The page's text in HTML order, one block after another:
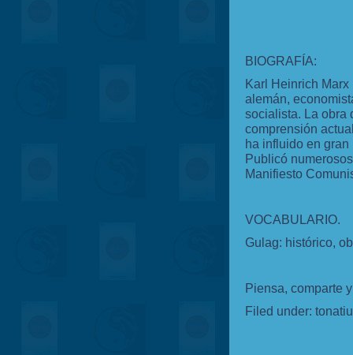
BIOGRAFÍA:
Karl Heinrich Marx
alemán,
socialista. La obra
comprensión
ha influido en
Publicó
Manifiesto
VOCABULARIO.
Gulag: histórico,
Piensa, comparte
Filed under: